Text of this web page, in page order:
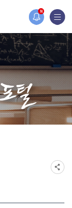
N
설되었습니다.